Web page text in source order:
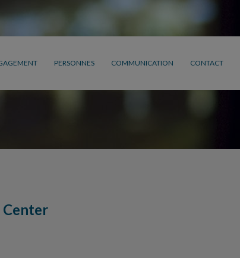
PERSONNES COMMUNICATION CONTACT
Center